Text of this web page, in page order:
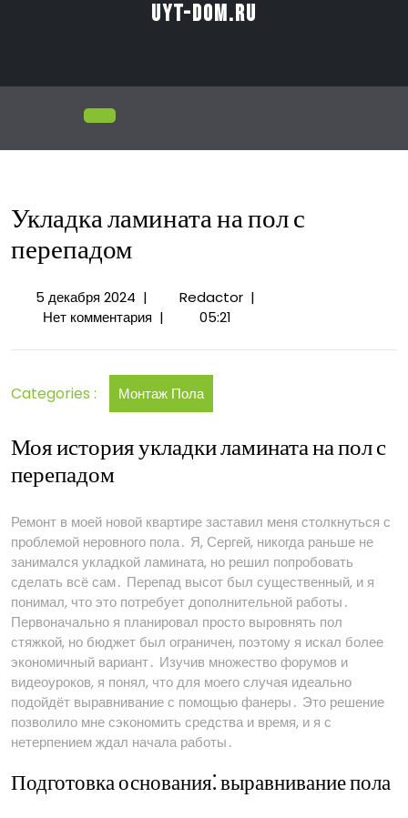
uyt-dom.ru
Укладка ламината на пол с
перепадом
5 декабря 20245
декабря
| RedactorУкладка
пол
|
Нет комментария | 05:21
Categories : Монтаж Пола
Моя история укладки ламината на пол с
перепадом
Ремонт в моей новой квартире заставил меня столкнуться с
проблемой неровного пола․ Я, Сергей, никогда раньше не
занимался укладкой ламината, но решил попробовать
сделать всё сам․ Перепад высот был существенный, и я
понимал, что это потребует дополнительной работы․
Первоначально я планировал просто выровнять пол
стяжкой, но бюджет был ограничен, поэтому я искал более
экономичный вариант․ Изучив множество форумов и
видеоуроков, я понял, что для моего случая идеально
подойдёт выравнивание с помощью фанеры․ Это решение
позволило мне сэкономить средства и время, и я с
нетерпением ждал начала работы․
Подготовка основания⁚ выравнивание пола